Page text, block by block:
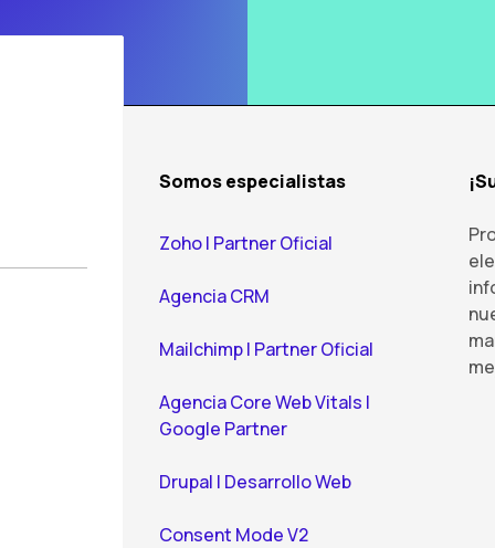
Somos especialistas
Zoho | Partner Oficial
Agencia CRM
Mailchimp | Partner Oficial
Agencia Core Web Vitals |
Google Partner
Drupal | Desarrollo Web
Consent Mode V2